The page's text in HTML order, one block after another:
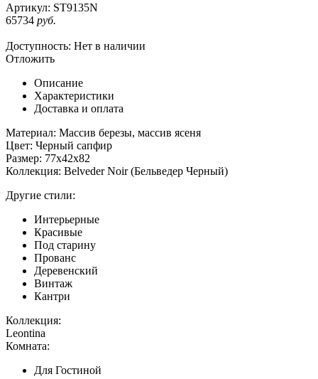
Артикул: ST9135N
65734 руб.
Доступность: Нет в наличии
Отложить
Описание
Характеристики
Доставка и оплата
Материал: Массив березы, массив ясеня
Цвет: Черный сапфир
Размер: 77х42х82
Коллекция: Belveder Noir (Бельведер Черный)
Другие стили:
Интерьерные
Красивые
Под старину
Прованс
Деревенский
Винтаж
Кантри
Коллекция:
Leontina
Комната:
Для Гостиной